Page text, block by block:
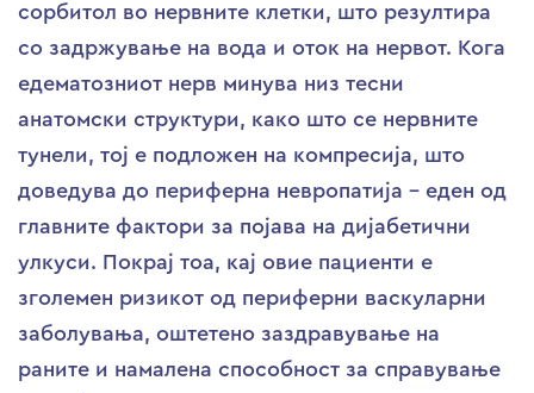
сорбитол во нервните клетки, што резултира
со задржување на вода и оток на нервот. Кога
едематозниот нерв минува низ тесни
анатомски структури, како што се нервните
тунели, тој е подложен на компресија, што
доведува до периферна невропатија – еден од
главните фактори за појава на дијабетични
улкуси. Покрај тоа, кај овие пациенти е
зголемен ризикот од периферни васкуларни
заболувања, оштетено заздравување на
раните и намалена способност за справување